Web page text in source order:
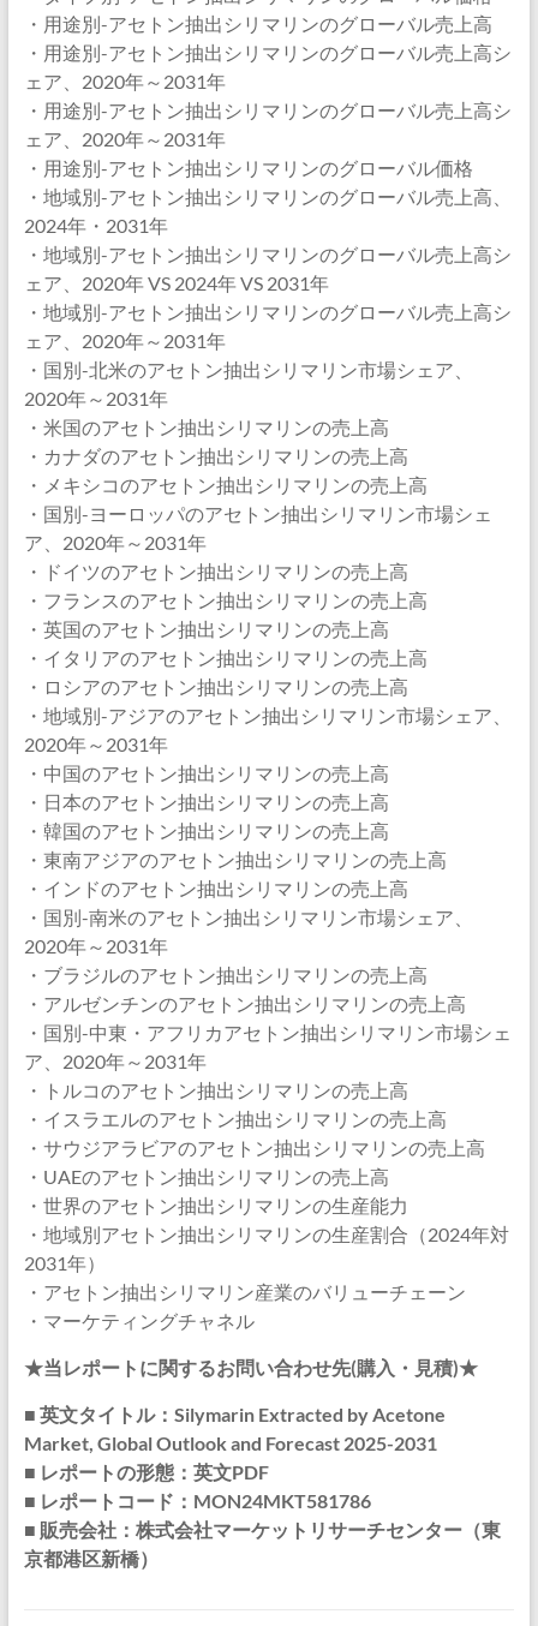
・用途別-アセトン抽出シリマリンのグローバル売上高
・用途別-アセトン抽出シリマリンのグローバル売上高シ
ェア、2020年～2031年
・用途別-アセトン抽出シリマリンのグローバル売上高シ
ェア、2020年～2031年
・用途別-アセトン抽出シリマリンのグローバル価格
・地域別-アセトン抽出シリマリンのグローバル売上高、
2024年・2031年
・地域別-アセトン抽出シリマリンのグローバル売上高シ
ェア、2020年 VS 2024年 VS 2031年
・地域別-アセトン抽出シリマリンのグローバル売上高シ
ェア、2020年～2031年
・国別-北米のアセトン抽出シリマリン市場シェア、
2020年～2031年
・米国のアセトン抽出シリマリンの売上高
・カナダのアセトン抽出シリマリンの売上高
・メキシコのアセトン抽出シリマリンの売上高
・国別-ヨーロッパのアセトン抽出シリマリン市場シェ
ア、2020年～2031年
・ドイツのアセトン抽出シリマリンの売上高
・フランスのアセトン抽出シリマリンの売上高
・英国のアセトン抽出シリマリンの売上高
・イタリアのアセトン抽出シリマリンの売上高
・ロシアのアセトン抽出シリマリンの売上高
・地域別-アジアのアセトン抽出シリマリン市場シェア、
2020年～2031年
・中国のアセトン抽出シリマリンの売上高
・日本のアセトン抽出シリマリンの売上高
・韓国のアセトン抽出シリマリンの売上高
・東南アジアのアセトン抽出シリマリンの売上高
・インドのアセトン抽出シリマリンの売上高
・国別-南米のアセトン抽出シリマリン市場シェア、
2020年～2031年
・ブラジルのアセトン抽出シリマリンの売上高
・アルゼンチンのアセトン抽出シリマリンの売上高
・国別-中東・アフリカアセトン抽出シリマリン市場シェ
ア、2020年～2031年
・トルコのアセトン抽出シリマリンの売上高
・イスラエルのアセトン抽出シリマリンの売上高
・サウジアラビアのアセトン抽出シリマリンの売上高
・UAEのアセトン抽出シリマリンの売上高
・世界のアセトン抽出シリマリンの生産能力
・地域別アセトン抽出シリマリンの生産割合（2024年対
2031年）
・アセトン抽出シリマリン産業のバリューチェーン
・マーケティングチャネル
★当レポートに関するお問い合わせ先(購入・見積)★
■ 英文タイトル：Silymarin Extracted by Acetone
Market, Global Outlook and Forecast 2025-2031
■ レポートの形態：英文PDF
■ レポートコード：MON24MKT581786
■ 販売会社：株式会社マーケットリサーチセンター（東
京都港区新橋）